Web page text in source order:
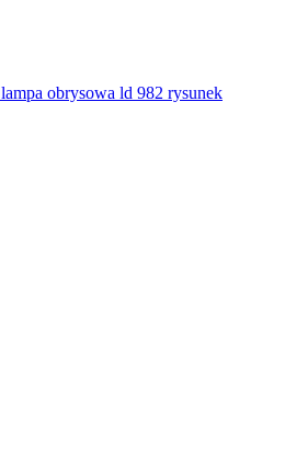
lampa obrysowa ld 982 rysunek